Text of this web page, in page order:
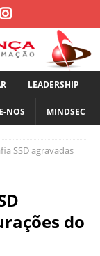
LEADERSHIP
NOS MINDSEC
SSD agravadas
do